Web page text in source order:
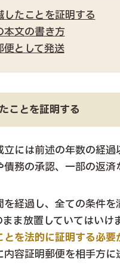
したことを証明する
本文の書き方
として発送
ことを証明する
立には前述の年数の経
務の承認、一部の返済
経過し、全ての条件
ま放置していてはいけ
を法的に証明する必要
容証明郵便を相手方に